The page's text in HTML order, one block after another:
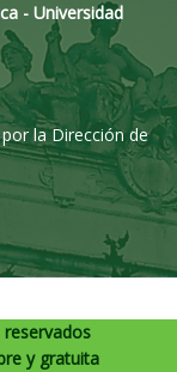
- Universidad
la Dirección de
y gratuita